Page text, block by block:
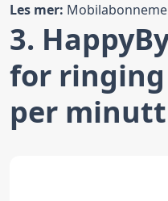
Les mer:
3.
for
per minutt